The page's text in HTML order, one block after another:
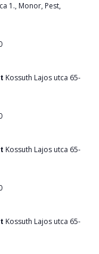
1., Monor, Pest,
Kossuth Lajos utca 65-
Kossuth Lajos utca 65-
Kossuth Lajos utca 65-